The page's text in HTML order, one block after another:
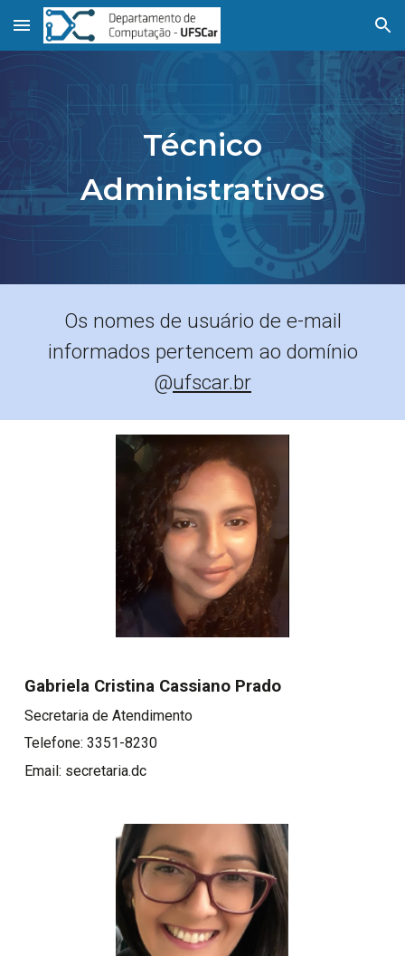
Skip to main content Skip to navigation
Técnico
Administrativos
Os nomes de usuário de e-mail
informados pertencem ao domínio
@ufscar.br
Gabriela Cristina Cassiano Prado
Secretaria de Atendimento
Telefone: 3351-8230
Email: secretaria.dc